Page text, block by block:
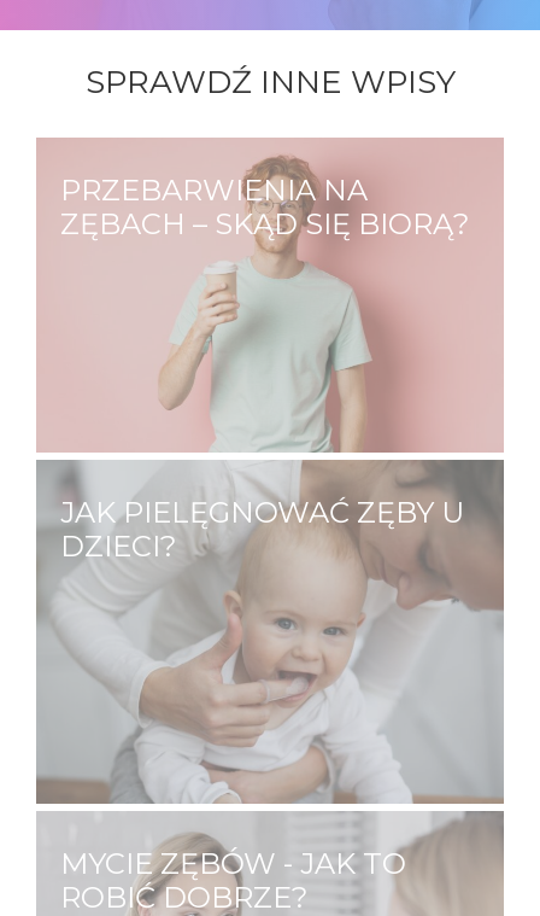
SPRAWDŹ INNE WPISY
PRZEBARWIENIA NA
ZĘBACH – SKĄD SIĘ BIORĄ?
Każdy z nas ma inny odcień zębów, na który
mają wpływ zarówno czynniki zewnętrze
jak i wewnętrzne. Jedni od urodzenia mają
zęby bardziej żółte, inni mają zęby białe,
które przebarwiają się wraz…
JAK PIELĘGNOWAĆ ZĘBY U
DZIECI?
O zdrowie zębów swojego dziecka
powinieneś dbać już od jego narodzin.
Dlaczego? Jama ustna niemowląt ma sporo
dziąsłowych fałdów i zachyłków, gdzie może
zalegać pokarm, który jest przyczyną
stanów zapalnych oraz pleśniawek.…
MYCIE ZĘBÓW - JAK TO
ROBIĆ DOBRZE?